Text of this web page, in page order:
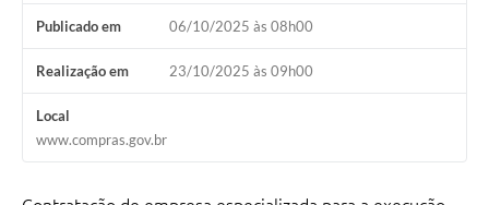
Publicado em 06/10/2025 às 08h00
Realização em 23/10/2025 às 09h00
Local
www.compras.gov.br